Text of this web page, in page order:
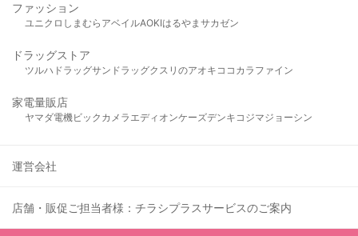
ファッション
ユニクロ しまむら アベイルAOKIはるやま サカゼン
ドラッグストア
ツルハドラッグサンドラッグクスリのアオキ ココカラファイン
家電量販店
ヤマダ電機ビックカメラ エディオンケーズデンキ コジマジョーシン
運営会社
店舗・販促ご担当者様：チラシプラスサービスのご案内